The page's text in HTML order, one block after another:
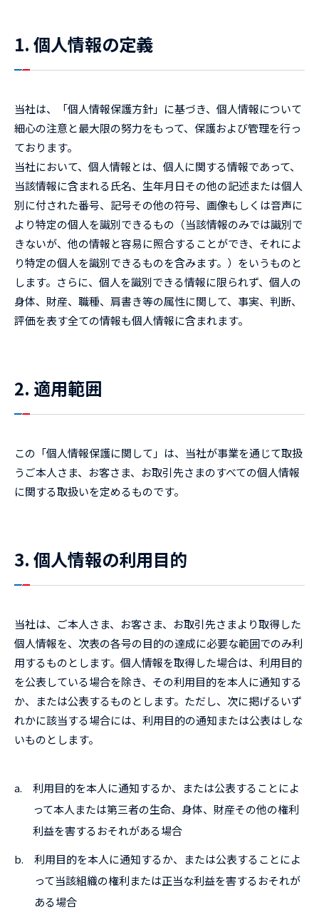
1. 個人情報の定義
当社は、「個人情報保護方針」に基づき、個人情報について
細心の注意と最大限の努力をもって、保護および管理を行っ
ております。
当社において、個人情報とは、個人に関する情報であって、
当該情報に含まれる氏名、生年月日その他の記述または個人
別に付された番号、記号その他の符号、画像もしくは音声に
より特定の個人を識別できるもの（当該情報のみでは識別で
きないが、他の情報と容易に照合することができ、それによ
り特定の個人を識別できるものを含みます。）をいうものと
します。さらに、個人を識別できる情報に限られず、個人の
身体、財産、職種、肩書き等の属性に関して、事実、判断、
評価を表す全ての情報も個人情報に含まれます。
2. 適用範囲
この「個人情報保護に関して」は、当社が事業を通じて取扱
うご本人さま、お客さま、お取引先さまのすべての個人情報
に関する取扱いを定めるものです。
3. 個人情報の利用目的
当社は、ご本人さま、お客さま、お取引先さまより取得した
個人情報を、次表の各号の目的の達成に必要な範囲でのみ利
用するものとします。個人情報を取得した場合は、利用目的
を公表している場合を除き、その利用目的を本人に通知する
か、または公表するものとします。ただし、次に掲げるいず
れかに該当する場合には、利用目的の通知または公表はしな
いものとします。
a.
利用目的を本人に通知するか、または公表することによ
って本人または第三者の生命、身体、財産その他の権利
利益を害するおそれがある場合
b.
利用目的を本人に通知するか、または公表することによ
って当該組織の権利または正当な利益を害するおそれが
ある場合